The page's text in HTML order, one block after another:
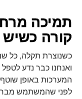
תמיכה
קורה
כשנוצרת תקלה, כל
ואנחנו כבר נדע
המערכות באופן
לפני שהמשתמש